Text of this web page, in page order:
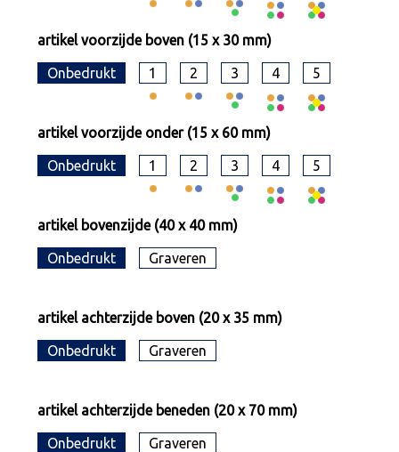
artikel voorzijde boven (15 x 30 mm)
Onbedrukt 1 2 3 4 5
artikel voorzijde onder (15 x 60 mm)
Onbedrukt 1 2 3 4 5
artikel bovenzijde (40 x 40 mm)
Onbedrukt Graveren
artikel achterzijde boven (20 x 35 mm)
Onbedrukt Graveren
artikel achterzijde beneden (20 x 70 mm)
Onbedrukt Graveren